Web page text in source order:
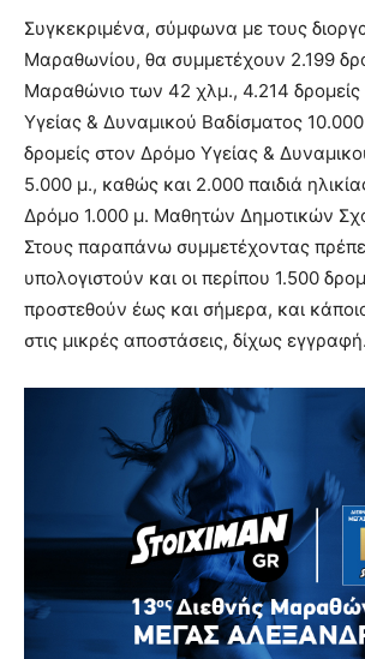
Συγκεκριμένα, σύμφωνα με τους
Μαραθωνίου, θα συμμετέχουν 2.199
Μαραθώνιο των 42 χλμ., 4.214
Υγείας & Δυναμικού Βαδίσματος
δρομείς στον Δρόμο Υγείας &
5.000 μ., καθώς και 2.000 παιδιά
Δρόμο 1.000 μ. Μαθητών Δημοτικών
Στους παραπάνω συμμετέχοντας
υπολογιστούν και οι περίπου 1.500
προστεθούν έως και σήμερα, και
στις μικρές αποστάσεις, δίχως εγγραφή.